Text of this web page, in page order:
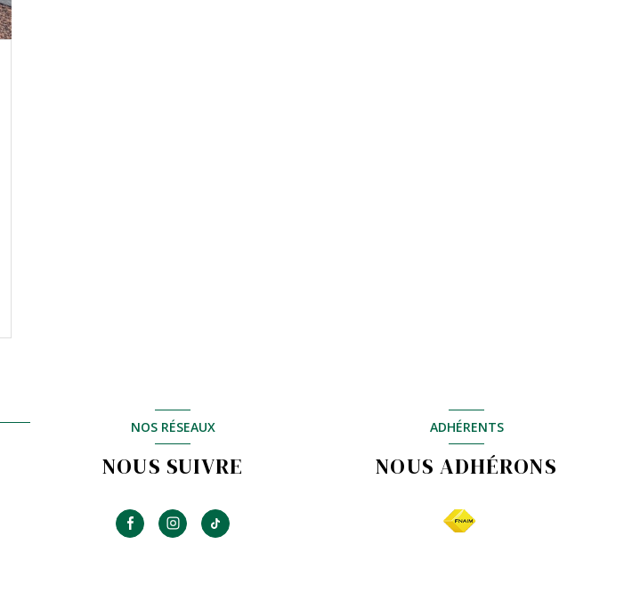
NOS RÉSEAUX
NOUS SUIVRE
ADHÉRENTS
NOUS ADHÉRONS